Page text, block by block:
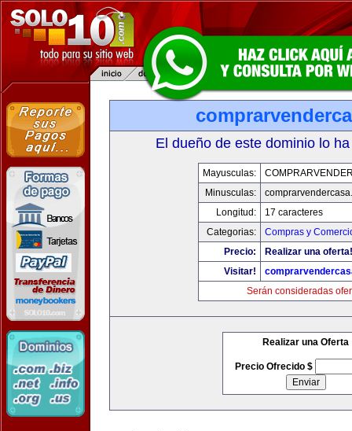
El dueño de este dominio lo
Mayusculas:
Minusculas:
Longitud:
17 caracteres
Categorias:
Compras y
Precio:
Realizar una oferta!
Visitar!
Serán consideradas
Realizar una Oferta
Precio Ofrecido $